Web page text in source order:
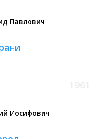
Павлович
Иосифович